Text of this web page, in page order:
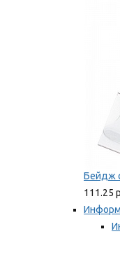
Бейдж
111.25